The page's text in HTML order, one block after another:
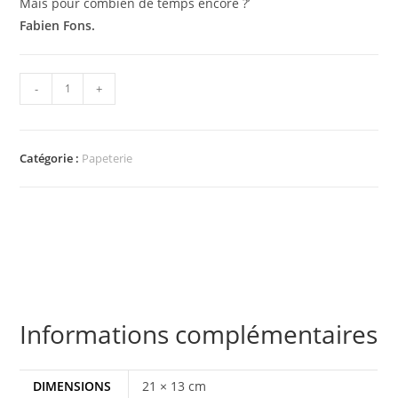
Fabien Fons.
quantité
de
"Deux
- +
Catégorie : Papeterie
Informations complémentaires
DIMENSIONS
21 × 13 cm